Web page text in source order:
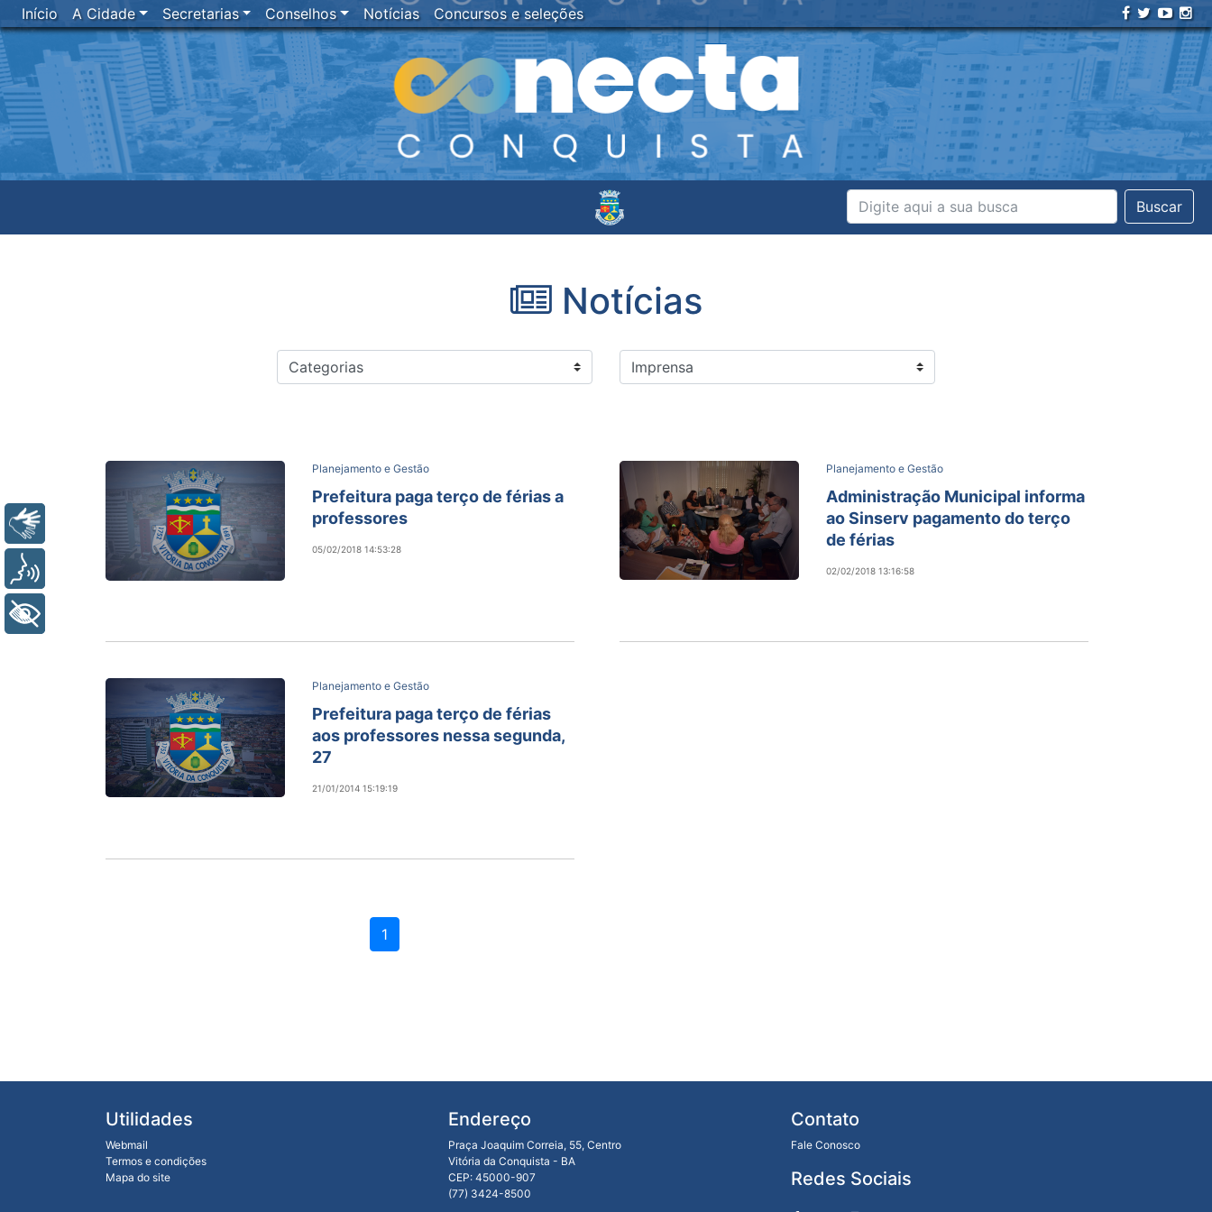
Início A Cidade Secretarias Conselhos Notícias Concursos e seleções
Buscar
Notícias
Planejamento e Gestão
Prefeitura paga terço de férias a
professores
05/02/2018 14:53:28
Planejamento e Gestão
Administração Municipal informa
ao Sinserv pagamento do terço
de férias
02/02/2018 13:16:58
Planejamento e Gestão
Prefeitura paga terço de férias
aos professores nessa segunda,
27
21/01/2014 15:19:19
1
Utilidades
Webmail
Termos e condições
Mapa do site
Endereço
Praça Joaquim Correia, 55, Centro
Vitória da Conquista - BA
CEP: 45000-907
(77) 3424-8500
Contato
Fale Conosco
Redes Sociais